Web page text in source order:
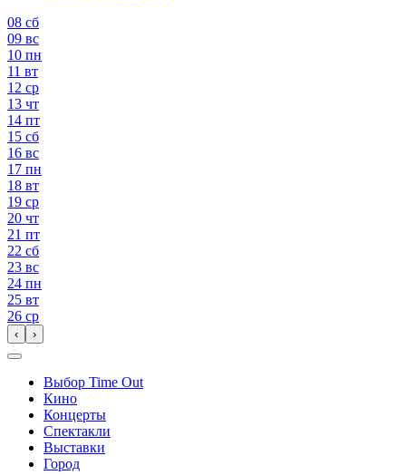
08 сб
09 вс
10 пн
11 вт
12 ср
13 чт
14 пт
15 сб
16 вс
17 пн
18 вт
19 ср
20 чт
21 пт
22 сб
23 вс
24 пн
25 вт
26 ср
‹ ›
Выбор Time Out
Кино
Концерты
Спектакли
Выставки
Город